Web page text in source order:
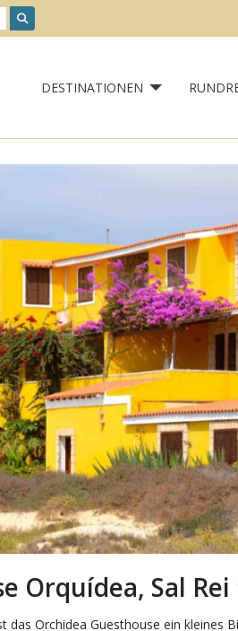
DESTINATIONEN
Orquídea, Sal Rei
das Orchidea Guesthouse ein kleines